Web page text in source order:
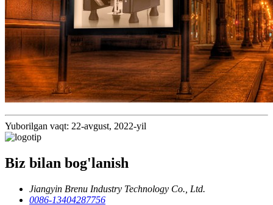
Yuborilgan vaqt: 22-avgust, 2022-yil
Biz bilan bog'lanish
Jiangyin Brenu Industry Technology Co., Ltd.
0086-13404287756